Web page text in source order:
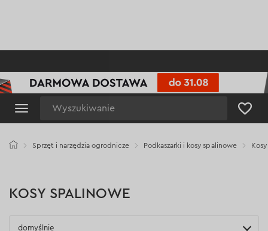
Sprzęt i narzędzia ogrodnicze Podkaszarki i kosy spalinowe
KOSY SPALINOWE
domyślnie